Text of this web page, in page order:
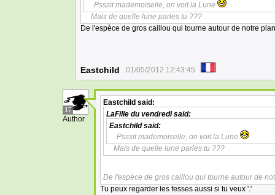
Psssit mademoiselle, on voit la Lune
Mais de quelle lune parles tu ???
De l'espèce de gros caillou qui tourne autour de notre
Eastchild 01/05/2012 12:43:45
17
Author
Eastchild said:
LaFille du vendredisaid:
Eastchildsaid:
Psssit mademoiselle, on voit la Lune
Mais de quelle lune parles tu ???
De l'espèce de gros caillou qui tourne autour de
Tu peux regarder les fesses aussi si tu veux '.'